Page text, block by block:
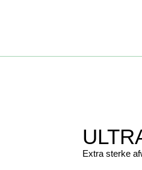
Extra sterke